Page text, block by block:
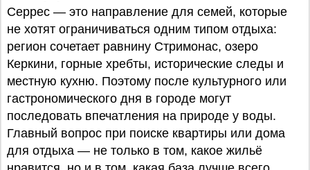
Серрес — это направление для семей, которые
не хотят ограничиваться одним типом отдыха:
регион сочетает равнину Стримонас, озеро
Керкини, горные хребты, исторические следы и
местную кухню. Поэтому после культурного или
гастрономического дня в городе могут
последовать впечатления на природе у воды.
Главный вопрос при поиске квартиры или дома
для отдыха — не только в том, какое жильё